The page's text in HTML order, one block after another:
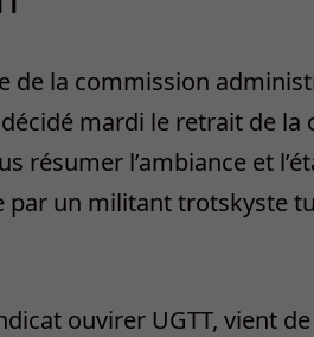
de la commission
mardi le retrait de la
résumer l’ambiance et
par un militant trotskyste
ouvirer UGTT, vient